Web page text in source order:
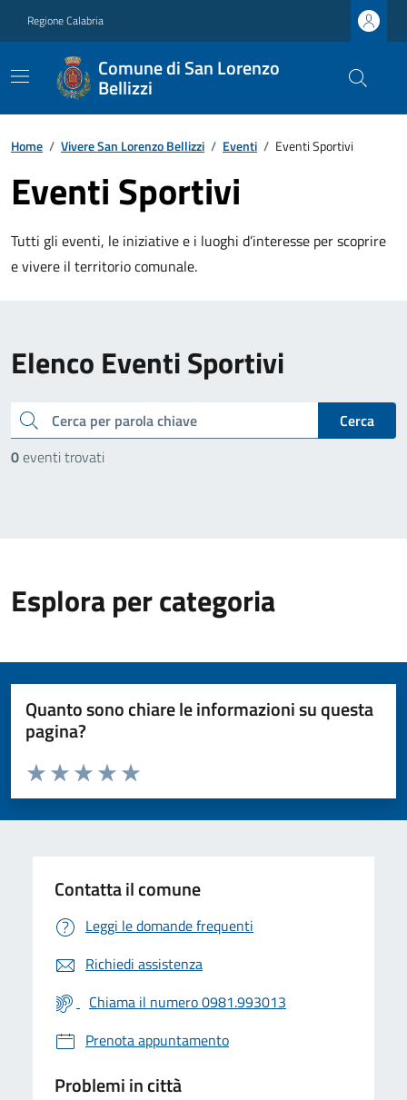
Regione Calabria
Comune di San Lorenzo
Bellizzi
Home / Vivere San Lorenzo Bellizzi / Eventi / Eventi Sportivi
Eventi Sportivi
Tutti gli eventi, le iniziative e i luoghi d’interesse per scoprire
e vivere il territorio comunale.
Elenco Eventi Sportivi
cerca
Cerca
0eventi trovati
Esplora per categoria
Quanto sono chiare le informazioni su questa
pagina?
Valuta da 1 a 5 stelle la pagina
Valuta 5 stelle su 5
Valuta 4 stelle su 5
Valuta 3 stelle su 5
Valuta 2 stelle su 5
Valuta 1 stelle su 5
Contatta il comune
Leggi le domande frequenti
Richiedi assistenza
Chiama il numero 0981.993013
Prenota appuntamento
Problemi in città